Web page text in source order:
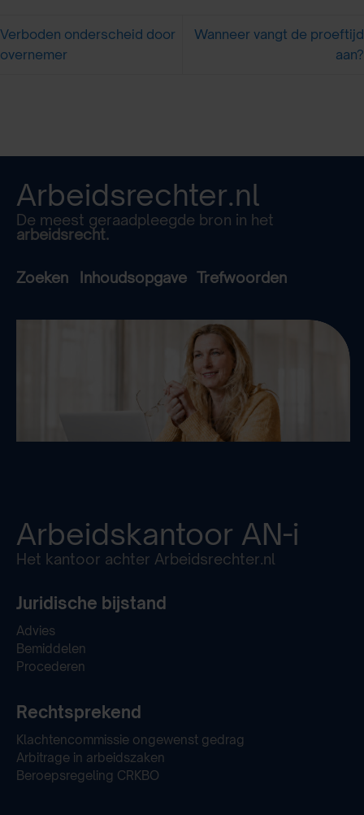
Verboden onderscheid door
overnemer
Wanneer vangt de proeftijd
aan?
Arbeidsrechter.nl
De meest geraadpleegde bron in het
arbeidsrecht.
Zoeken Inhoudsopgave Trefwoorden
Arbeidskantoor AN-i
Het kantoor achter Arbeidsrechter.nl
Juridische bijstand
Advies
Bemiddelen
Procederen
Rechtsprekend
Klachtencommissie ongewenst gedrag
Arbitrage in arbeidszaken
Beroepsregeling CRKBO